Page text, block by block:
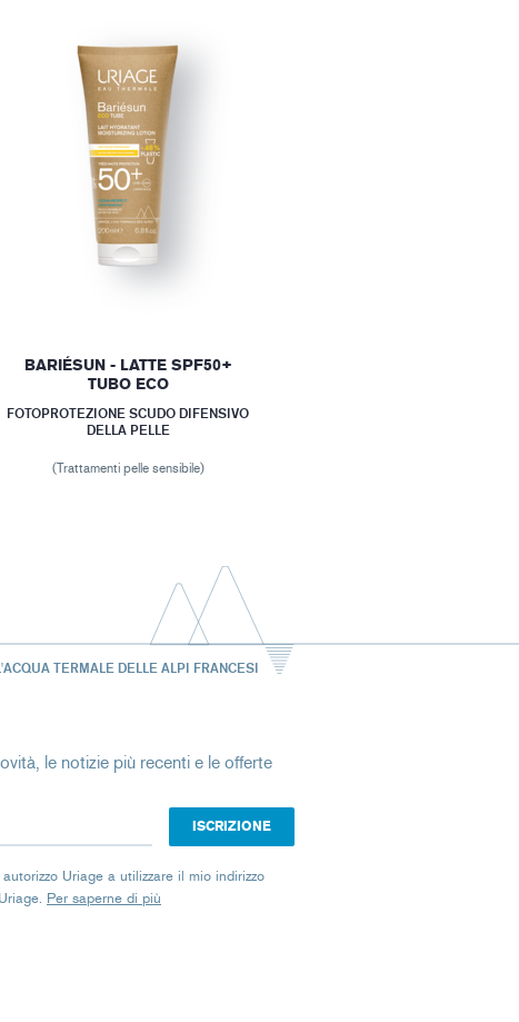
BARIÉSUN - LATTE SPF50+
TUBO ECO
FOTOPROTEZIONE SCUDO DIFENSIVO
DELLA PELLE
(Trattamenti pelle sensibile)
TERMALE DELLE ALPI FRANCESI
le notizie più recenti e le offerte
Uriage a utilizzare il mio indirizzo
Per saperne di più